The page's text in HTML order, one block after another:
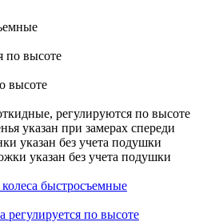
по высоте
высоте
регулируются по высоте
указан при замерах спереди
указан без учета подушки
указан без учета подушки
быстросъемные
регулируется по высоте